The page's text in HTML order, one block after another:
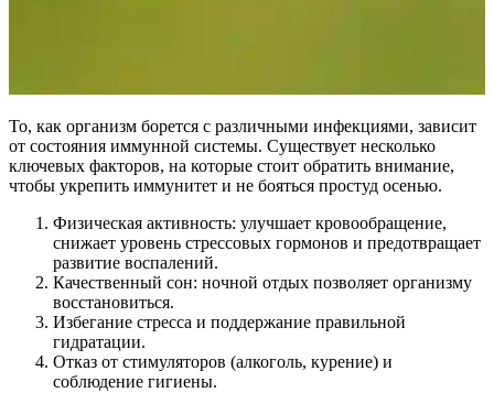
То, как организм борется с различными инфекциями, зависит
от состояния иммунной системы. Существует несколько
ключевых факторов, на которые стоит обратить внимание,
чтобы укрепить иммунитет и не бояться простуд осенью.
Физическая активность: улучшает кровообращение,
снижает уровень стрессовых гормонов и предотвращает
развитие воспалений.
Качественный сон: ночной отдых позволяет организму
восстановиться.
Избегание стресса и поддержание правильной
гидратации.
Отказ от стимуляторов (алкоголь, курение) и
соблюдение гигиены.